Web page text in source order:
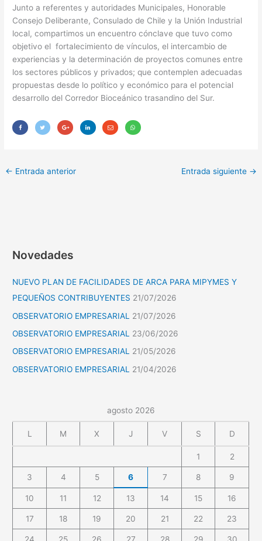
Junto a referentes y autoridades Municipales, Honorable
Consejo Deliberante, Consulado de Chile y la Unión Industrial
local, compartimos un encuentro cónclave que tuvo como
objetivo el fortalecimiento de vínculos, el intercambio de
experiencias y la determinación de proyectos comunes entre
los sectores públicos y privados; que contemplen adecuadas
propuestas desde lo político y económico para el potencial
desarrollo del Corredor Bioceánico trasandino del Sur.
← Entrada anterior Entrada siguiente →
Novedades
NUEVO PLAN DE FACILIDADES DE ARCA PARA MIPYMES Y
PEQUEÑOS CONTRIBUYENTES 21/07/2026
OBSERVATORIO EMPRESARIAL
21/07/2026
OBSERVATORIO EMPRESARIAL
23/06/2026
OBSERVATORIO EMPRESARIAL 21/05/2026
OBSERVATORIO EMPRESARIAL
21/04/2026
agosto 2026
L M X J V S D
1 2
3 4 5 6 7 8 9
10 11 12 13 14 15 16
17 18 19 20 21 22 23